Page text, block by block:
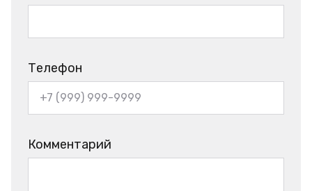
Телефон
Комментарий